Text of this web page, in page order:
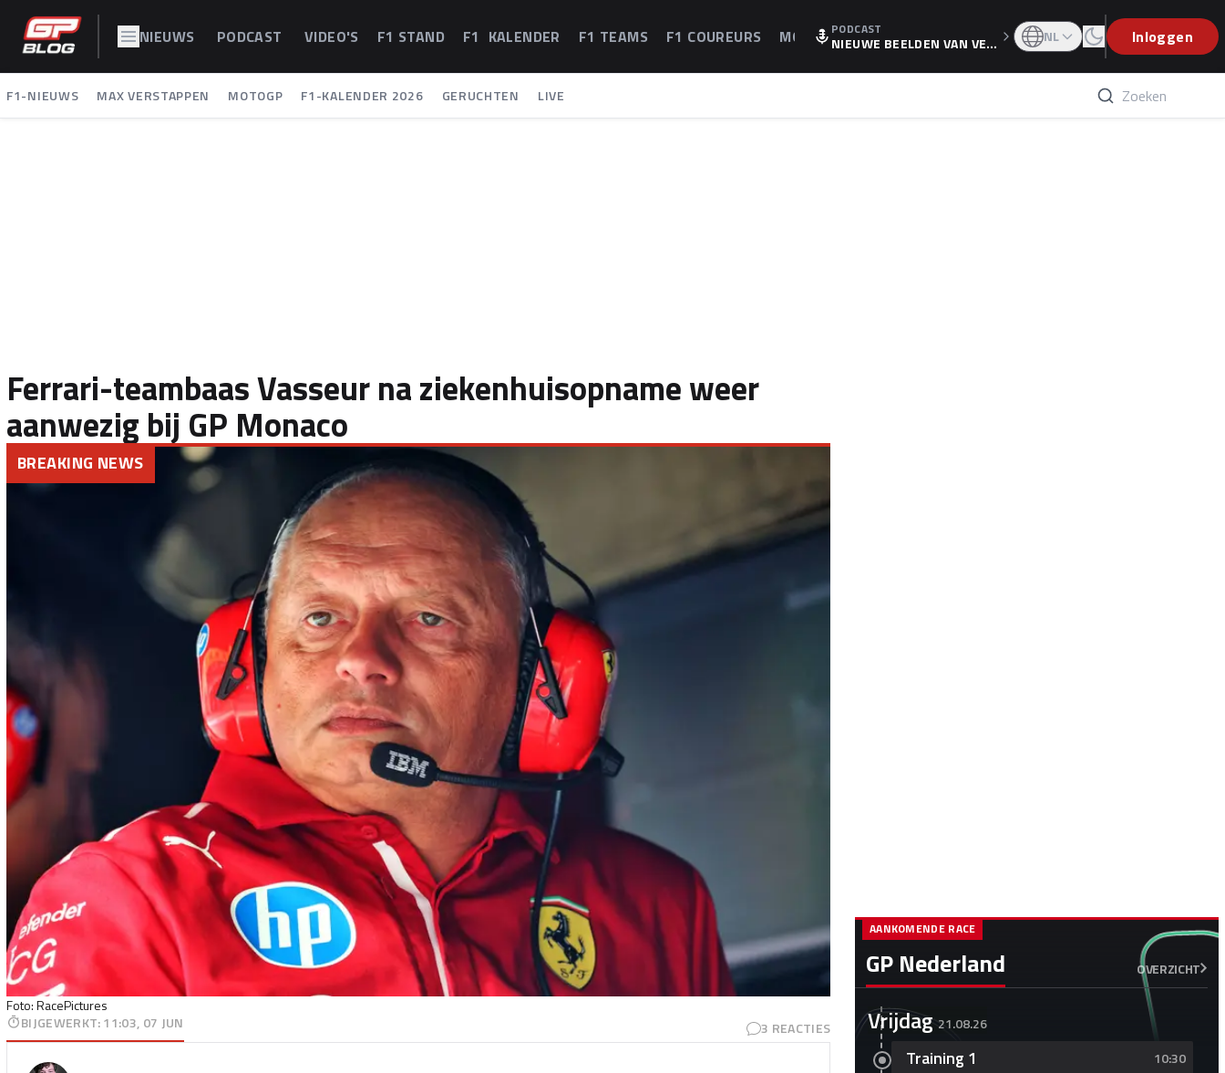
NIEUWS PODCAST VIDEO'S F1 STAND F1 KALENDER F1 TEAMS F1 COUREURS MOTOGPPODCAST
NIEUWE BEELDEN VAN VER
WEET IS ER NU GETEKEND'
NL Inloggen
F1-NIEUWS MAX VERSTAPPEN MOTOGP F1-KALENDER 2026 GERUCHTEN LIVE
Ferrari-teambaas Vasseur na ziekenhuisopname weer
aanwezig bij GP Monaco
Foto: RacePictures
BREAKING NEWS
BIJGEWERKT:11:03, 07 JUN 3 REACTIES
GP Nederland OVERZICHT
AANKOMENDE RACE
Vrijdag 21.08.26
Training 1 10:30